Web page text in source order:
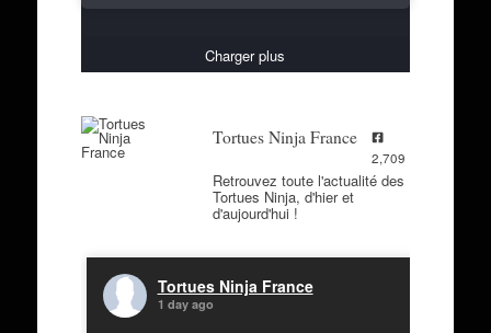
Charger plus
Tortues Ninja France
2,709
Retrouvez toute l'actualité des
Tortues Ninja, d'hier et
d'aujourd'hui !
Tortues Ninja France
1 day ago